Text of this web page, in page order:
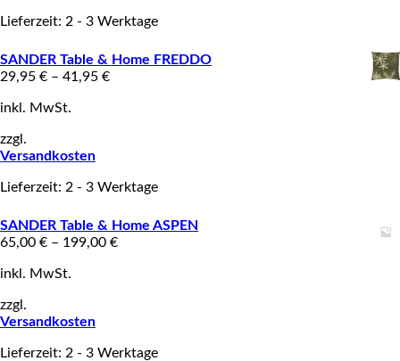
Lieferzeit: 2 - 3 Werktage
SANDER Table & Home FREDDO
29,95 € – 41,95 €
inkl. MwSt.
zzgl.
Versandkosten
Lieferzeit: 2 - 3 Werktage
SANDER Table & Home ASPEN
65,00 € – 199,00 €
inkl. MwSt.
zzgl.
Versandkosten
Lieferzeit: 2 - 3 Werktage